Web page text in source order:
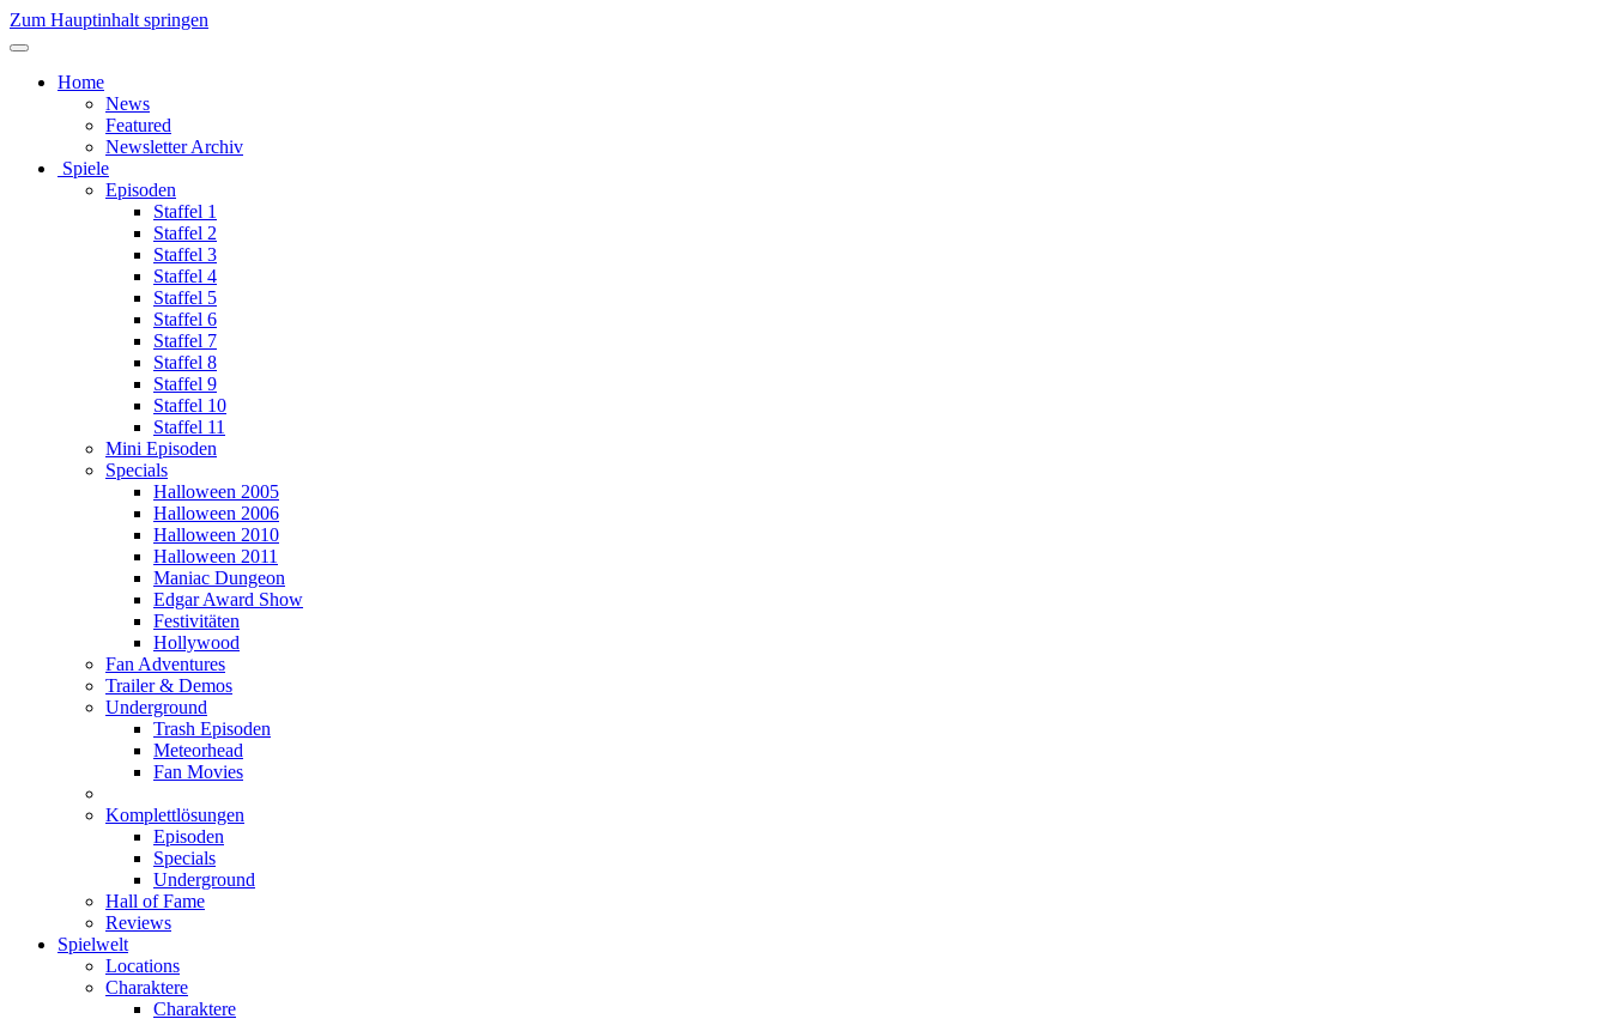
Zum Hauptinhalt springen
Home
News
Featured
Newsletter Archiv
Spiele
Episoden
Staffel 1
Staffel 2
Staffel 3
Staffel 4
Staffel 5
Staffel 6
Staffel 7
Staffel 8
Staffel 9
Staffel 10
Staffel 11
Mini Episoden
Specials
Halloween 2005
Halloween 2006
Halloween 2010
Halloween 2011
Maniac Dungeon
Edgar Award Show
Festivitäten
Hollywood
Fan Adventures
Trailer & Demos
Underground
Trash Episoden
Meteorhead
Fan Movies
Komplettlösungen
Episoden
Specials
Underground
Hall of Fame
Reviews
Spielwelt
Locations
Charaktere
Charaktere